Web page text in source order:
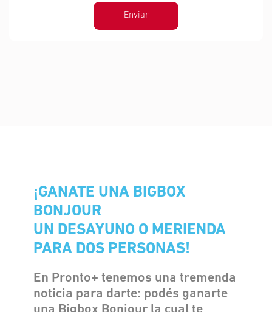
Enviar
¡GANATE UNA BIGBOX
BONJOUR
UN DESAYUNO O MERIENDA
PARA DOS PERSONAS!
En Pronto+ tenemos una tremenda
noticia para darte: podés ganarte